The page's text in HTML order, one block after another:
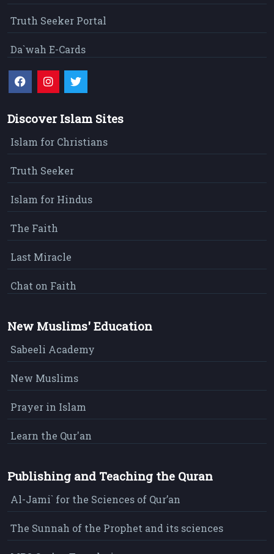
Truth Seeker Portal
Da`wah E-Cards
Discover Islam Sites
Islam for Christians
Truth Seeker
Islam for Hindus
The Faith
Last Miracle
Chat on Faith
New Muslims' Education
Sabeeli Academy
New Muslims
Prayer in Islam
Learn the Qur'an
Publishing and Teaching the Quran
Al-Jami` for the Sciences of Qur’an
The Sunnah of the Prophet and its sciences